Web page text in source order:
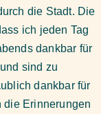
die Stadt. Die
ich jeden Tag
dankbar für
sind zu
dankbar für
die Erinnerungen